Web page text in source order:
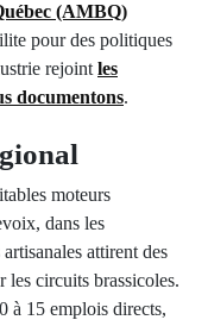
(AMBQ)
pour des politiques
rejoint les
documentons.
moteurs
dans les
attirent des
les circuits brassicoles.
à 15 emplois directs,